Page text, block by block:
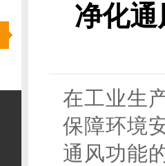
净化
在工业生
保障环境
通风功能